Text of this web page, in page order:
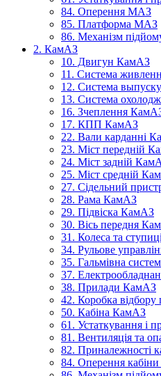
84. Оперення МАЗ
85. Платформа МАЗ
86. Механізм
2. КамАЗ
10. Двигун КамАЗ
11. Система
12. Система
13. Система
16. Зчеплення
17. КПП КамАЗ
22. Вали карданні
23. Міст передній
24. Міст задній
25. Міст средній
27. Сідельний
28. Рама КамАЗ
29. Підвіска КамАЗ
30. Вісь передня
31. Колеса та
34. Рульове
35. Гальмівна
37.
38. Прилади КамАЗ
42. Коробка
50. Кабіна КамАЗ
61. Устаткування і
81. Вентиляція та
82. Приналежності
84. Оперення